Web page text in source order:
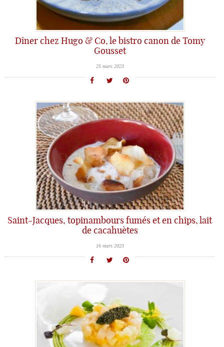
Dîner chez Hugo & Co, le bistro canon de Tomy
Gousset
25 mars 2023
Saint-Jacques, topinambours fumés et en chips, lait
de cacahuètes
16 mars 2023